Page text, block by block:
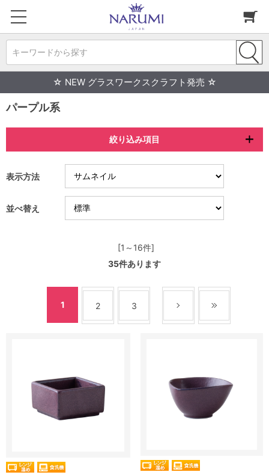
キーワードから探す
☆ NEW グラスワークスクラフト発売 ☆
パープル系
絞り込み項目
表示方法
並べ替え
[1～16件]
35件あります
1 2 3